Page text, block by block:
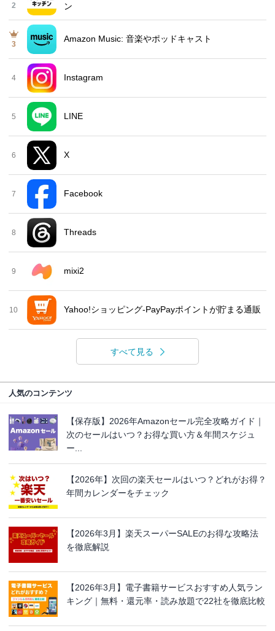
2
ン
3
Amazon Music: 音楽やポッドキャスト
4 Instagram
5 LINE
6 X
7 Facebook
8 Threads
9 mixi2
10 Yahoo!ショッピング-PayPayポイントが貯まる通販
すべて見る
人気のコンテンツ
【保存版】2026年Amazonセール完全攻略ガイド｜
次のセールはいつ？お得な買い方＆年間スケジュ
ー...
【2026年】次回の楽天セールはいつ？どれがお得？
年間カレンダーをチェック
【2026年3月】楽天スーパーSALEのお得な攻略法
を徹底解説
【2026年3月】電子書籍サービスおすすめ人気ラン
キング｜無料・還元率・読み放題で22社を徹底比較